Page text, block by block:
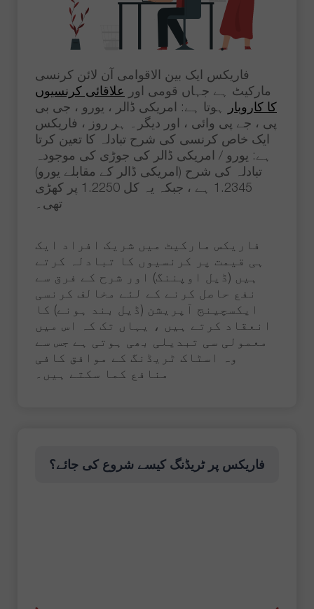
فاریکس ایک بین الاقوامی آن لائن کرنسی
مارکیٹ ہے جہاں قومی اور
علاقائی کرنسیوں
کا کاروبار
ہوتا ہے: امریکی ڈالر ، یورو ، جی بی
پی ، جے پی وائی ، اور دیگر۔ ہر روز ، فاریکس
ایک خاص کرنسی کی شرح تبادلہ کا تعین کرتا
ہے: یورو / امریکی ڈالر کی جوڑی کی موجودہ
تبادلہ کی شرح (امریکی ڈالر کے مقابلے یورو)
1.2345 ہے ، جبکہ یہ کل 1.2250 پر کھڑی
تھی۔
فاریکس مارکیٹ میں شریک افراد ایک
ہی قیمت پر کرنسیوں کا تبادلہ کرتے
ہیں (ڈیل اوپننگ) اور شرح کے فرق سے
نفع حاصل کرنے کے لئے مخالف کرنسی
ایکسچینج آپریشن (ڈیل بند ہونے) کا
انعقاد کرتے ہیں ، یہاں تک کہ اس میں
معمولی سی تبدیلی بھی ہوتی ہے جس سے
وہ اسٹاک ٹریڈنگ کے موافق کافی
منافع کما سکتے ہیں۔
فاریکس پر ٹریڈنگ کیسے شروع کی جائے؟